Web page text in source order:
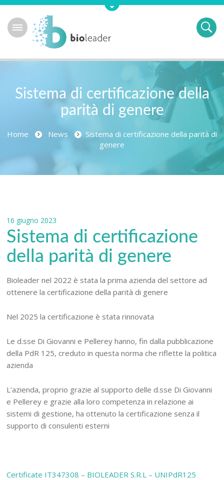
Sistema di certificazione della
parità di genere
Home News
Sistema di certificazione della parità di
genere
16 giugno 2023
Sistema di certificazione
della parità di genere
Bioleader nel 2022 è stata la prima azienda del settore ad
ottenere la certificazione della parità di genere
Nel 2025 la certificazione è stata rinnovata
Le d.sse Di Giovanni e Pellerey hanno, fin dalla pubblicazione
della PdR 125, creduto in questa norma che riflette la politica
azienda
L’azienda, proprio grazie al supporto delle d.sse Di Giovanni
e Pellerey e grazie alla loro competenza in relazione ai
sistemi di gestione, ha ottenuto la certificazione senza il
supporto di consulenti esterni
Certificate IT347308 – BIOLEADER S.R.L – UNIPdR125